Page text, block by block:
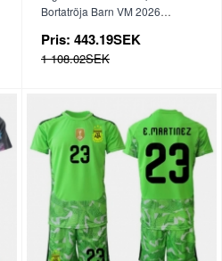
Bortatröja Barn VM 2026
Pris: 443.19SEK
1 108.02SEK